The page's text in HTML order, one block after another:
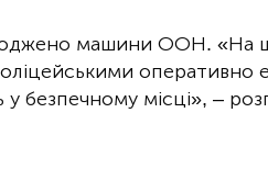
машини ООН. «На
оперативно
безпечному місці», –